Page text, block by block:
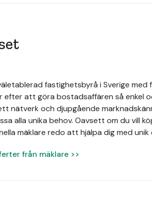
fastighetsbyrå i Sverige
efter att göra bostadsaffären så enkel
nätverk och djupgående
alla unika behov. Oavsett om du vill
mäklare redo att hjälpa dig med
från mäklare >>